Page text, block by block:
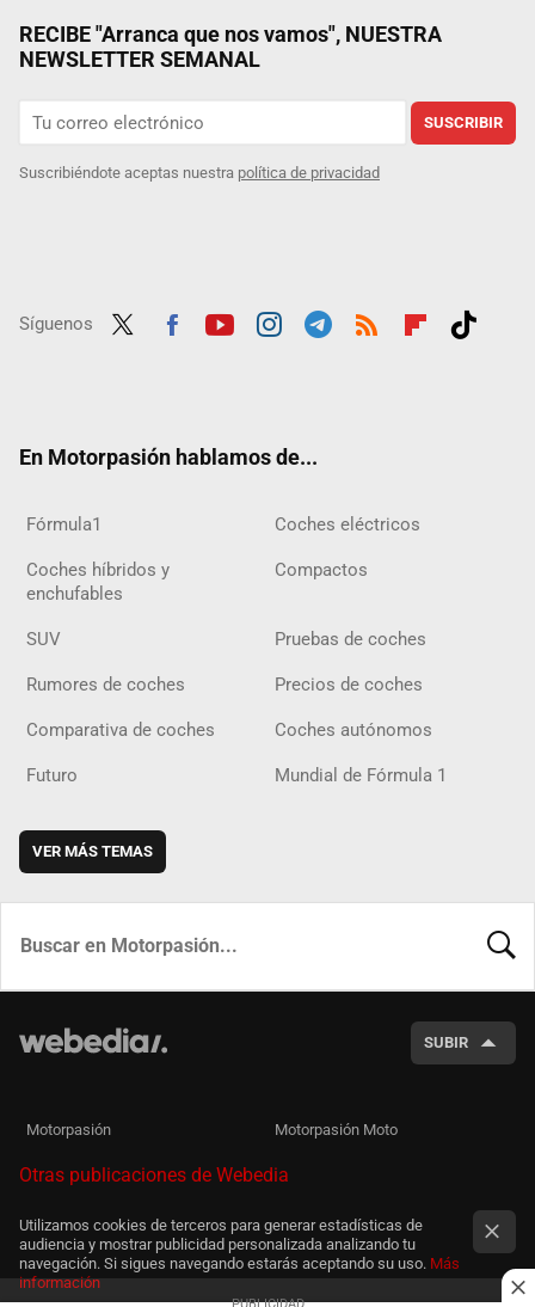
RECIBE "Arranca que nos vamos", NUESTRA
NEWSLETTER SEMANAL
SUSCRIBIR
Suscribiéndote aceptas nuestra política de privacidad
Síguenos
En Motorpasión hablamos de...
Fórmula1 Coches eléctricos
Coches híbridos y
enchufables
Compactos
SUV Pruebas de coches
Rumores de coches Precios de coches
Comparativa de coches Coches autónomos
Futuro Mundial de Fórmula 1
VER MÁS TEMAS
SUBIR
Motorpasión Motorpasión Moto
Otras publicaciones de Webedia
Utilizamos cookies de terceros para generar estadísticas de
audiencia y mostrar publicidad personalizada analizando tu
navegación. Si sigues navegando estarás aceptando su uso. Más
información